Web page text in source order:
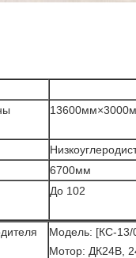
6700мм
До 102
Модель: [КС-13/
Мотор: ДК24В,